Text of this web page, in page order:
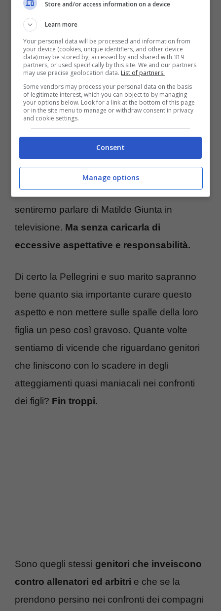
Matilde appena possibile. Sarà il primo di
verrà fatta a scuola ed in qualsiasi altro
ambito, sicuramente più e più volte – ovvero
“Che cosa vuoi fare da grande?” la figlia della
Divina risponderà:“La nuotatrice, come
mia mamma”
Bisogna cominciare sin da piccoli allora ad
abituare i bimbi a determinati ambiti. Tra una
quindicina di anni o poco più sicuramente
sentiremo parlare di Matilde Giunta in
televisione. Ma senza caricarla di
eccessive aspettative e responsabilità.
Di certo la Pellegrini e suo marito sapranno
bene quanto sia importante curare questo
aspetto e non mettere sulle spalle della loro
figlia un peso così gravoso. Quante volte
sentiamo di vicende che riguardano genitori
che finiscono con lo scadere in degli
atteggiamenti quasi maniacali nei confronti
dei figli? Fin troppi.
Sono quegli stessi genitori che inveiscono
contro allenatori ed arbitri e che se la
prendono persino nei confronti dei compagni
Store and/or access information on a device
Learn more
Your personal data will be processed and information from
your device (cookies, unique identifiers, and other device
data) may be stored by, accessed by and shared with 319
partners, or used specifically by this site. We and our partners
may use precise geolocation data. List of partners.
Some vendors may process your personal data on the basis
of legitimate interest, which you can object to by managing
your options below. Look for a link at the bottom of this page
or in the site menu to manage or withdraw consent in privacy
and cookie settings.
Consent
Manage options